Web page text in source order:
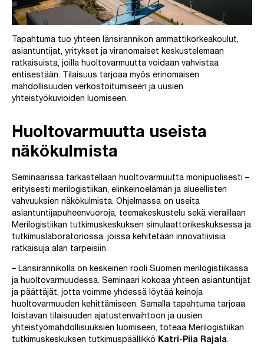
Tapahtuma tuo yhteen länsirannikon ammattikorkeakoulut,
asiantuntijat, yritykset ja viranomaiset keskustelemaan
ratkaisuista, joilla huoltovarmuutta voidaan vahvistaa
entisestään. Tilaisuus tarjoaa myös erinomaisen
mahdollisuuden verkostoitumiseen ja uusien
yhteistyökuvioiden luomiseen.
Huoltovarmuutta useista
näkökulmista
Seminaarissa tarkastellaan huoltovarmuutta monipuolisesti –
erityisesti merilogistiikan, elinkeinoelämän ja alueellisten
vahvuuksien näkökulmista. Ohjelmassa on useita
asiantuntijapuheenvuoroja, teemakeskustelu sekä vieraillaan
Merilogistiikan tutkimuskeskuksen simulaattorikeskuksessa ja
tutkimuslaboratoriossa, joissa kehitetään innovatiivisia
ratkaisuja alan tarpeisiin.
– Länsirannikolla on keskeinen rooli Suomen merilogistiikassa
ja huoltovarmuudessa. Seminaari kokoaa yhteen asiantuntijat
ja päättäjät, jotta voimme yhdessä löytää keinoja
huoltovarmuuden kehittämiseen. Samalla tapahtuma tarjoaa
loistavan tilaisuuden ajatustenvaihtoon ja uusien
yhteistyömahdollisuuksien luomiseen, toteaa Merilogistiikan
tutkimuskeskuksen tutkimuspäällikkö Katri-Piia Rajala.